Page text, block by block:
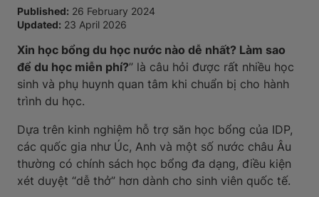
Published: 26 February 2024
Updated: 23 April 2026
Xin học bổng du học nước nào dễ nhất? Làm sao
để du học miễn phí?” là câu hỏi được rất nhiều học
sinh và phụ huynh quan tâm khi chuẩn bị cho hành
trình du học.
Dựa trên kinh nghiệm hỗ trợ săn học bổng của IDP,
các quốc gia như Úc, Anh và một số nước châu Âu
thường có chính sách học bổng đa dạng, điều kiện
xét duyệt “dễ thở” hơn dành cho sinh viên quốc tế.